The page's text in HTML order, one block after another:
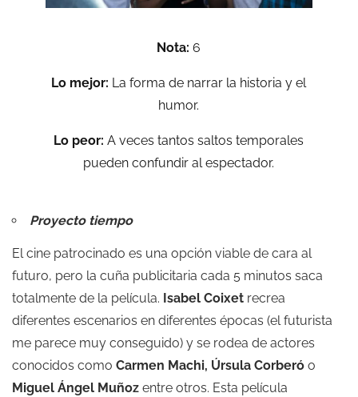
Nota: 6
Lo mejor: La forma de narrar la historia y el
humor.
Lo peor: A veces tantos saltos temporales
pueden confundir al espectador.
Proyecto tiempo
El cine patrocinado es una opción viable de cara al
futuro, pero la cuña publicitaria cada 5 minutos saca
totalmente de la película. Isabel Coixet recrea
diferentes escenarios en diferentes épocas (el futurista
me parece muy conseguido) y se rodea de actores
conocidos como Carmen Machi, Úrsula Corberó o
Miguel Ángel Muñoz entre otros. Esta película